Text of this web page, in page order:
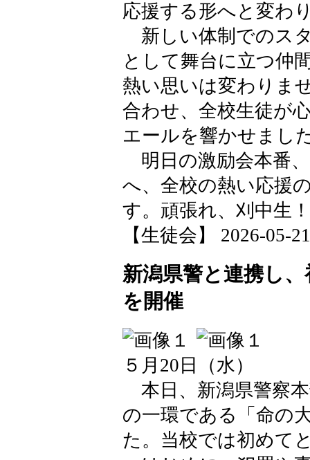
応援する形へと変わ
新しい体制でのス
として舞台に立つ仲
熱い思いは変わりま
合わせ、全校生徒が
エールを響かせまし
明日の激励会本番
へ、全校の熱い応援
す。頑張れ、刈中生！
【生徒会】 2026-05-
新潟県警と連携し
を開催
５月20日（水）
本日、新潟県警察
の一環である「命の
た。当校では初めて